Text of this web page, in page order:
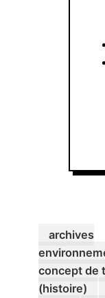
archives
concept de
(histoire)